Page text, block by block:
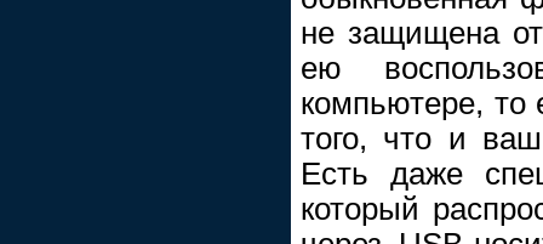
не защищена
ею
компьютере, то
того, что и
Есть даже
который